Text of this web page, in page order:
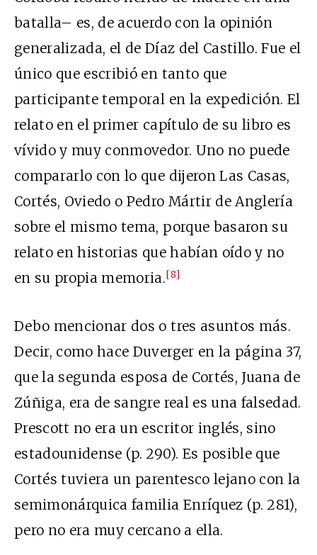
batalla– es, de acuerdo con la opinión
generalizada, el de Díaz del Castillo. Fue el
único que escribió en tanto que
participante temporal en la expedición. El
relato en el primer capítulo de su libro es
vívido y muy conmovedor. Uno no puede
compararlo con lo que dijeron Las Casas,
Cortés, Oviedo o Pedro Mártir de Anglería
sobre el mismo tema, porque basaron su
relato en historias que habían oído y no
en su propia memoria.[8]
Debo mencionar dos o tres asuntos más.
Decir, como hace Duverger en la página 37,
que la segunda esposa de Cortés, Juana de
Zúñiga, era de sangre real es una falsedad.
Prescott no era un escritor inglés, sino
estadounidense (p. 290). Es posible que
Cortés tuviera un parentesco lejano con la
semimonárquica familia Enríquez (p. 281),
pero no era muy cercano a ella.